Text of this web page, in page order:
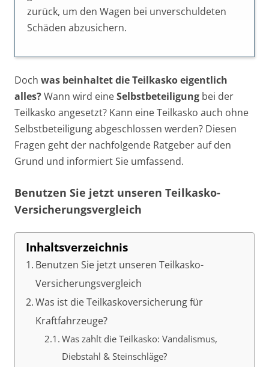
zurück, um den Wagen bei unverschuldeten
Schäden abzusichern.
Doch was beinhaltet die Teilkasko eigentlich
alles?Wann wird eineSelbstbeteiligung bei der
Teilkasko angesetzt? Kann eine Teilkasko auch ohne
Selbstbeteiligung abgeschlossen werden? Diesen
Fragen geht der nachfolgende Ratgeber auf den
Grund und informiert Sie umfassend.
Benutzen Sie jetzt unseren Teilkasko-
Versicherungsvergleich
Inhaltsverzeichnis
Benutzen Sie jetzt unseren Teilkasko-
Versicherungsvergleich
Was ist die Teilkaskoversicherung für
Kraftfahrzeuge?
Was zahlt die Teilkasko: Vandalismus,
Diebstahl & Steinschläge?